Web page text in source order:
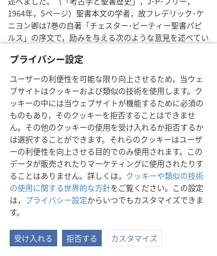
プライバシー設定
ユーザーの利便性を可能な限り向上させるため，当ウェ
ブサイトはクッキーおよび類似の技術を使用します。ク
ッキーの中には当ウェブサイトが機能するために必須の
ものもあり，そのクッキーを拒否することはできませ
ん。その他のクッキーの使用を受け入れるか拒否するか
は選択することができます。それらのクッキーはユーザ
ーの利便性を向上させる目的でのみ使用されます。この
データが販売されたりマーケティングに使用されたりす
ることはありません。詳しくは， クッキーや類似の技術
の使用に関する世界的な方針をご覧ください。この設定
は， プライバシー設定からいつでもカスタマイズできま
す。
受け入れる 拒否する カスタマイズ
1964年，5ページ）聖書本文の学者，故フレデリック･ケ
ニヨン卿は7巻の自著「チェスター･ビーティー聖書パピ
ルス」の序文で，励みを与える次のような意見を述べてい
の，かつ最も重要な結論は，現存する本文が基本的に確実
なものであることをそれらが確証しているという，満足の
ゆく結論である。旧約および新約のいずれにおいても，顕
著なもしくは根本的な異読は認められない。重要な意味を
持つ語句の削除や挿入はなく，大切な事実や教理に影響を
及ぼす異読もない。本文の異読が影響するのは，語順や細
かな言葉遣いといった小さな点である。……しかし，これ
らの写本の本質的な重要性は，それらの写本がこれまで利
用できたものよりさらに初期の年代の証拠により，現存す
る我々の本文が元の完全な形を保っていることを確証して
いるという点である。この点で，それらの写本を取得した
のは画期的な価値のある事柄である」― ロンドン，1933
年，分冊I，15ページ。
クリスチャン･ギリシャ語聖書に関して，フレデリック･ケ
ニヨン卿は次のように述べました。「したがって，原文が